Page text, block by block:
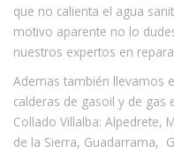
que no calienta el agua
motivo aparente no lo
nuestros expertos en
Ademas también llevamos
calderas de gasoil y de gas
Collado Villalba: Alpedrete,
de la Sierra, Guadarrama,